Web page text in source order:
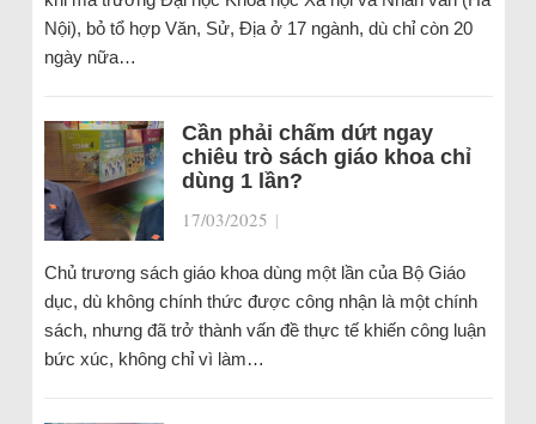
Nội), bỏ tổ hợp Văn, Sử, Địa ở 17 ngành, dù chỉ còn 20
ngày nữa…
Cần phải chấm dứt ngay
chiêu trò sách giáo khoa chỉ
dùng 1 lần?
17/03/2025 |
Chủ trương sách giáo khoa dùng một lần của Bộ Giáo
dục, dù không chính thức được công nhận là một chính
sách, nhưng đã trở thành vấn đề thực tế khiến công luận
bức xúc, không chỉ vì làm…